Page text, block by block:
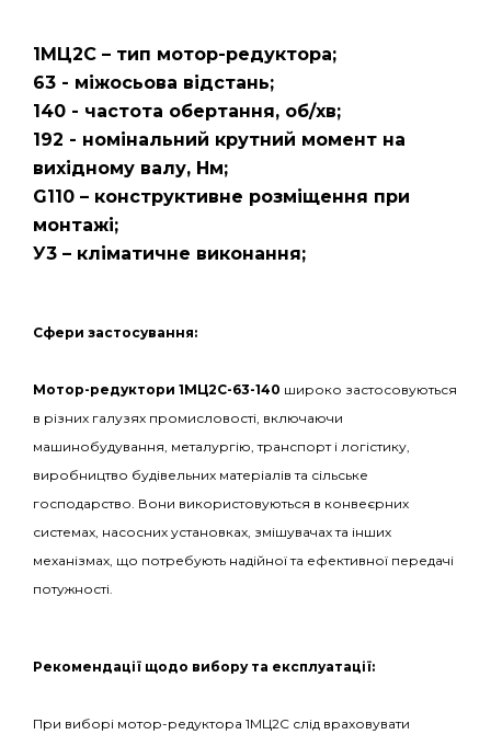
1МЦ2С – тип мотор-редуктора;
63 - міжосьова відстань;
140 - частота обертання, об/хв;
192 - номінальний крутний момент на
вихідному валу, Нм;
G110 – конструктивне розміщення при
монтажі;
У3 – кліматичне виконання;
Сфери застосування:
Мотор-редуктори 1МЦ2С-63-140 широко застосовуються
в різних галузях промисловості, включаючи
машинобудування, металургію, транспорт і логістику,
виробництво будівельних матеріалів та сільське
господарство. Вони використовуються в конвеєрних
системах, насосних установках, змішувачах та інших
механізмах, що потребують надійної та ефективної передачі
потужності.
Рекомендації щодо вибору та експлуатації:
При виборі мотор-редуктора 1МЦ2С слід враховувати